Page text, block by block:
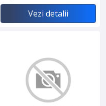
Vezi detalii